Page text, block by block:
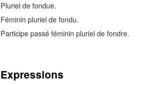
Pluriel de fondue.
Féminin pluriel de fondu.
Participe passé féminin pluriel de fondre.
Expressions